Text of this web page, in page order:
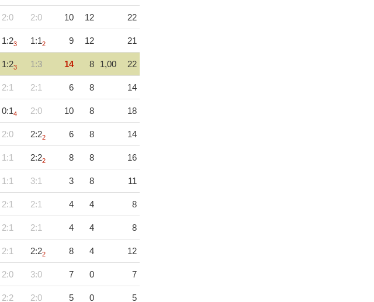
2:0 2:0 10 12 22
1:23 1:12 9 12 21
1:23 1:3 14 8 1,00 22
2:1 2:1 6 8 14
0:14 2:0 10 8 18
2:0 2:22 6 8 14
1:1 2:22 8 8 16
1:1 3:1 3 8 11
2:1 2:1 4 4 8
2:1 2:1 4 4 8
2:1 2:22 8 4 12
2:0 3:0 7 0 7
2:2 2:0 5 0 5